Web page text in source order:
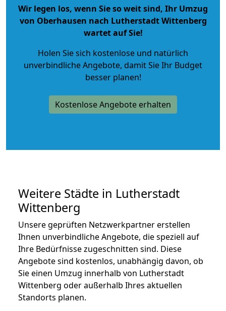
Wir legen los, wenn Sie so weit sind, Ihr Umzug
von Oberhausen nach Lutherstadt Wittenberg
wartet auf Sie!
Holen Sie sich kostenlose und natürlich
unverbindliche Angebote, damit Sie Ihr Budget
besser planen!
Kostenlose Angebote erhalten
Weitere Städte in Lutherstadt
Wittenberg
Unsere geprüften Netzwerkpartner erstellen
Ihnen unverbindliche Angebote, die speziell auf
Ihre Bedürfnisse zugeschnitten sind. Diese
Angebote sind kostenlos, unabhängig davon, ob
Sie einen Umzug innerhalb von Lutherstadt
Wittenberg oder außerhalb Ihres aktuellen
Standorts planen.